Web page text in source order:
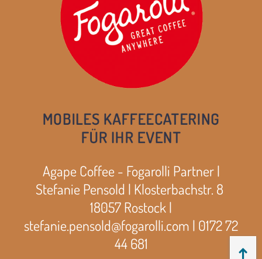
Agape Coffee - Fogarolli Partner |
Stefanie Pensold | Klosterbachstr. 8
18057 Rostock |
stefanie.pensold@fogarolli.com | 0172 72
44 681
↑